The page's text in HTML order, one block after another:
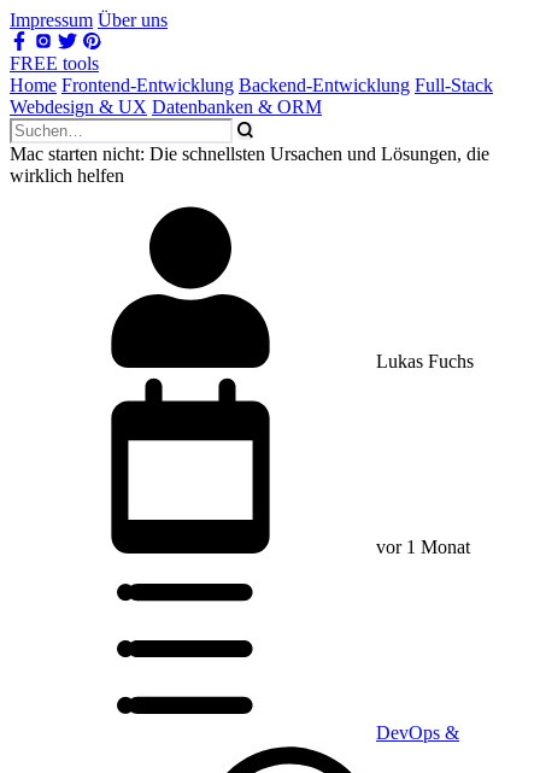
Impressum Über uns
FREE tools
Home Frontend-Entwicklung Backend-Entwicklung Full-Stack
Webdesign & UX Datenbanken & ORM
Mac starten nicht: Die schnellsten Ursachen und Lösungen, die
wirklich helfen
Lukas Fuchs
vor 1 Monat
DevOps &